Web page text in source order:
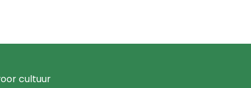
cultuur